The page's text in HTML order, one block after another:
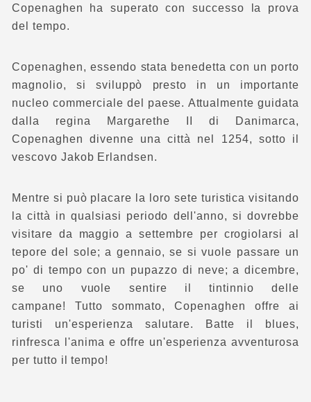
Copenaghen ha superato con successo la prova
del tempo.
Copenaghen, essendo stata benedetta con un porto
magnolio, si sviluppò presto in un importante
nucleo commerciale del paese. Attualmente guidata
dalla regina Margarethe II di Danimarca,
Copenaghen divenne una città nel 1254, sotto il
vescovo Jakob Erlandsen.
Mentre si può placare la loro sete turistica visitando
la città in qualsiasi periodo dell'anno, si dovrebbe
visitare da maggio a settembre per crogiolarsi al
tepore del sole; a gennaio, se si vuole passare un
po' di tempo con un pupazzo di neve; a dicembre,
se uno vuole sentire il tintinnio delle
campane! Tutto sommato, Copenaghen offre ai
turisti un'esperienza salutare. Batte il blues,
rinfresca l'anima e offre un'esperienza avventurosa
per tutto il tempo!